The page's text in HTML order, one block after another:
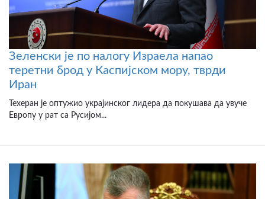
Зеленски је по налогу Израела напао
теретни брод у Каспијском мору, тврди
Иран
Техеран је оптужио украјинског лидера да покушава да увуче
Европу у рат са Русијом...